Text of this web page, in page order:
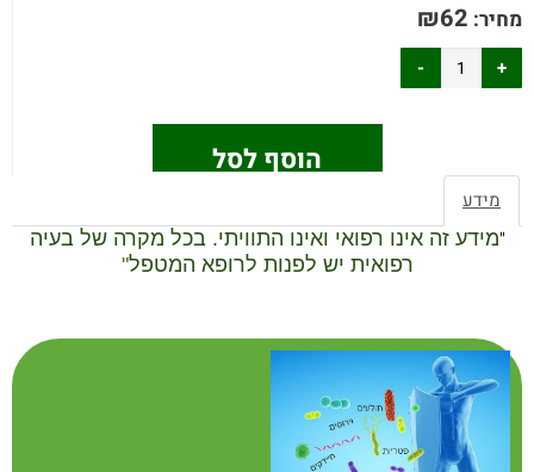
מחיר: ₪62
הוסף לסל
מידע
"מידע זה אינו רפואי ואינו התוויתי. בכל מקרה של בעיה
רפואית יש לפנות לרופא המטפל"